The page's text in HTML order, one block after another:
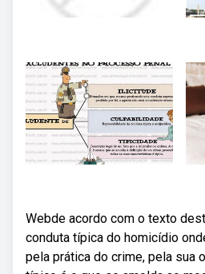
Webde acordo com o texto
conduta típica do homicídio
pela prática do crime, pela sua